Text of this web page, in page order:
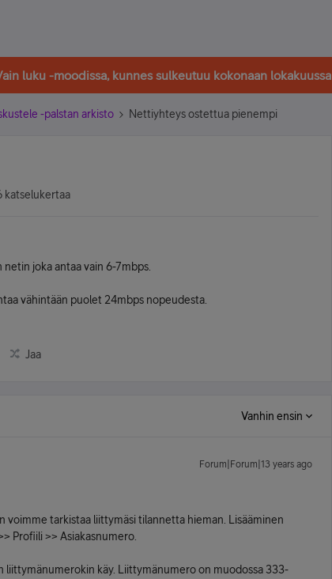
luku -moodissa, kunnes sulkeutuu kokonaan lokakuussa
-palstan arkisto Nettiyhteys ostettua pienempi
katselukertaa
joka antaa vain 6-7mbps.
vähintään puolet 24mbps nopeudesta.
Jaa
Vanhin ensin
Forum|Forum|13 years ago
voimme tarkistaa liittymäsi tilannetta hieman. Lisääminen
Profiili >> Asiakasnumero.
liittymänumerokin käy. Liittymänumero on muodossa 333-